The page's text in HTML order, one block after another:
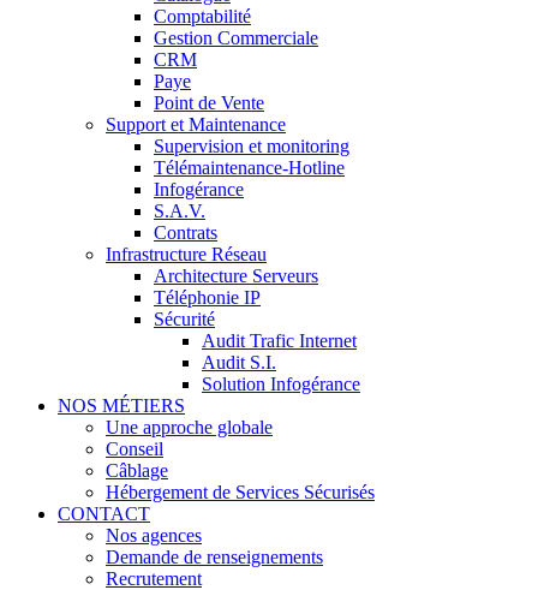
Comptabilité
Gestion Commerciale
CRM
Paye
Point de Vente
Support et Maintenance
Supervision et monitoring
Télémaintenance-Hotline
Infogérance
S.A.V.
Contrats
Infrastructure Réseau
Architecture Serveurs
Téléphonie IP
Sécurité
Audit Trafic Internet
Audit S.I.
Solution Infogérance
NOS MÉTIERS
Une approche globale
Conseil
Câblage
Hébergement de Services Sécurisés
CONTACT
Nos agences
Demande de renseignements
Recrutement